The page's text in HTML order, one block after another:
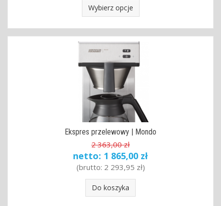
Wybierz opcje
Ekspres przelewowy | Mondo
2 363,00 zł
netto: 1 865,00 zł
(brutto: 2 293,95 zł)
Do koszyka